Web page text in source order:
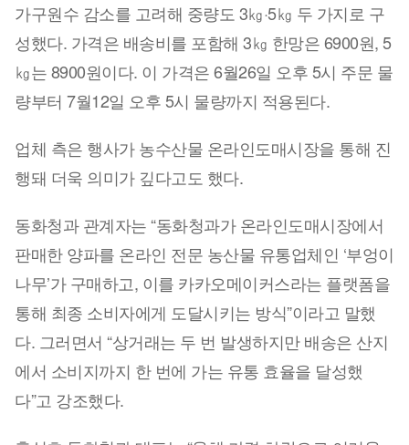
가구원수 감소를 고려해 중량도 3㎏·5㎏ 두 가지로 구
성했다. 가격은 배송비를 포함해 3㎏ 한망은 6900원, 5
㎏는 8900원이다. 이 가격은 6월26일 오후 5시 주문 물
량부터 7월12일 오후 5시 물량까지 적용된다.
업체 측은 행사가 농수산물 온라인도매시장을 통해 진
행돼 더욱 의미가 깊다고도 했다.
동화청과 관계자는 “동화청과가 온라인도매시장에서
판매한 양파를 온라인 전문 농산물 유통업체인 ‘부엉이
나무’가 구매하고, 이를 카카오메이커스라는 플랫폼을
통해 최종 소비자에게 도달시키는 방식”이라고 말했
다. 그러면서 “상거래는 두 번 발생하지만 배송은 산지
에서 소비지까지 한 번에 가는 유통 효율을 달성했
다”고 강조했다.